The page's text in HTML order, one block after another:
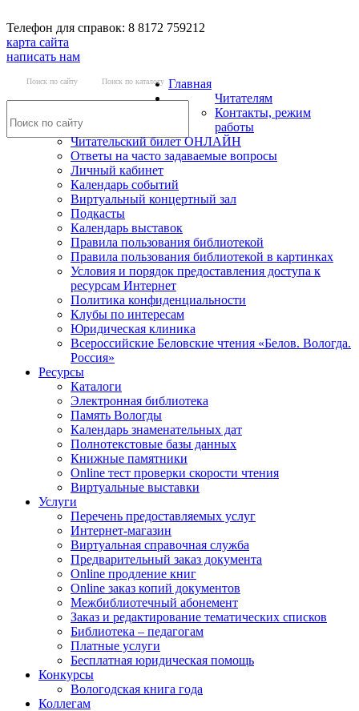
Телефон для справок: 8 8172 759212
карта сайта
написать нам
Поиск по сайту Поиск по каталогу Главная
Читателям
Контакты, режим
работы
Читательский билет ОНЛАЙН
Ответы на часто задаваемые вопросы
Личный кабинет
Календарь событий
Виртуальный концертный зал
Подкасты
Календарь выставок
Правила пользования библиотекой
Правила пользования библиотекой в картинках
Условия и порядок предоставления доступа к
ресурсам Интернет
Политика конфиденциальности
Клубы по интересам
Юридическая клиника
Всероссийские Беловские чтения «Белов. Вологда.
Россия»
Ресурсы
Каталоги
Электронная библиотека
Память Вологды
Календарь знаменательных дат
Полнотекстовые базы данных
Книжные памятники
Online тест проверки скорости чтения
Виртуальные выставки
Услуги
Перечень предоставляемых услуг
Интернет-магазин
Виртуальная справочная служба
Предварительный заказ документа
Online продление книг
Online заказ копий документов
Межбиблиотечный абонемент
Заказ и редактирование тематических списков
Библиотека – педагогам
Платные услуги
Бесплатная юридическая помощь
Конкурсы
Вологодская книга года
Коллегам